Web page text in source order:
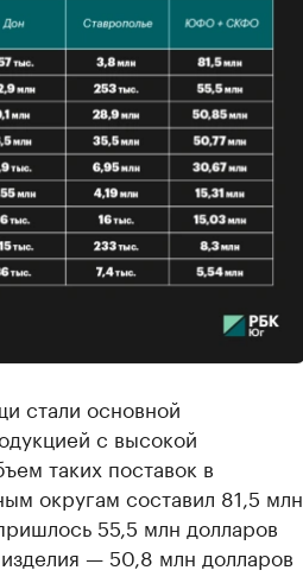
стали основной
с высокой
таких поставок в
округам составил 81,5 млн
55,5 млн долларов
— 50,8 млн долларов